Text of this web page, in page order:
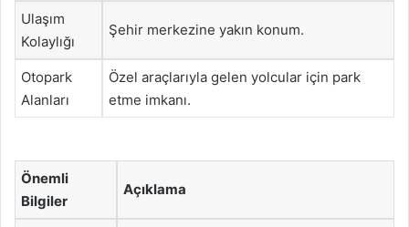
Ulaşım
Kolaylığı
Şehir merkezine yakın konum.
Otopark
Alanları
Özel araçlarıyla gelen yolcular için park
etme imkanı.
Önemli
Bilgiler
Açıklama